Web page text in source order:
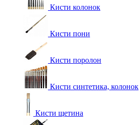
Кисти колонок
Кисти пони
Кисти поролон
Кисти синтетика, колонок
Кисти щетина